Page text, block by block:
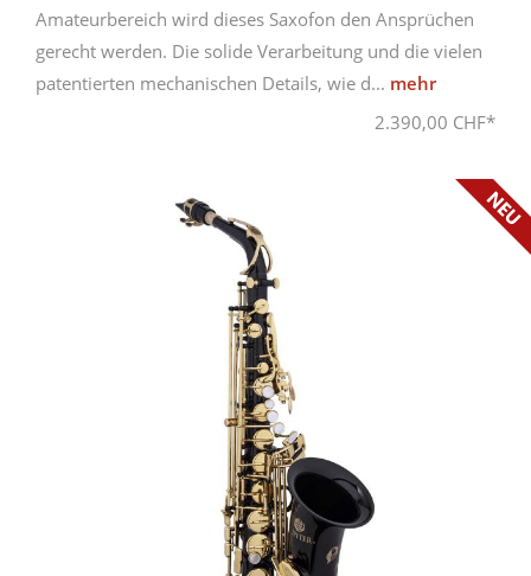
Amateurbereich wird dieses Saxofon den Ansprüchen
gerecht werden. Die solide Verarbeitung und die vielen
patentierten mechanischen Details, wie d... mehr
2.390,00 CHF*